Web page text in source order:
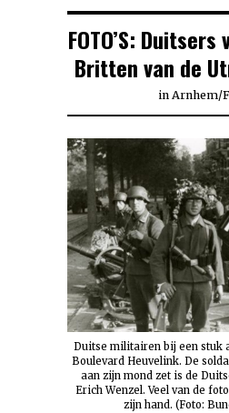
FOTO’S:
Britten van de
in Arnhem/
Duitse militairen bij een stuk
Boulevard Heuvelink. De
aan zijn mond zet is de
Erich Wenzel. Veel van de
zijn hand. (Foto: